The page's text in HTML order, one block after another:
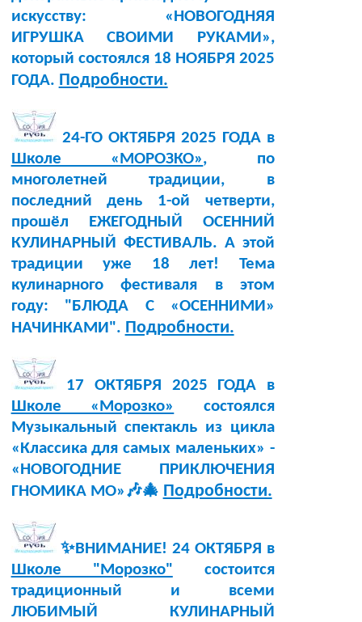
искусству: «НОВОГОДНЯЯ
ИГРУШКА СВОИМИ РУКАМИ»,
который состоялся 18 НОЯБРЯ 2025
ГОДА. Подробности.
24-ГО ОКТЯБРЯ 2025 ГОДА в
Школе «МОРОЗКО», по
многолетней традиции, в
последний день 1-ой четверти,
прошёл ЕЖЕГОДНЫЙ ОСЕННИЙ
КУЛИНАРНЫЙ ФЕСТИВАЛЬ. А этой
традиции уже 18 лет! Тема
кулинарного фестиваля в этом
году: "БЛЮДА С «ОСЕННИМИ»
НАЧИНКАМИ". Подробности.
17 ОКТЯБРЯ 2025 ГОДА в
Школе «Морозко»
состоялся
Музыкальный спектакль из цикла
«Классика для самых маленьких» -
«НОВОГОДНИЕ ПРИКЛЮЧЕНИЯ
ГНОМИКА МО»🎶🎄 Подробности.
✨ВНИМАНИЕ! 24 ОКТЯБРЯ в
Школе "Морозко" состоится
традиционный и всеми
ЛЮБИМЫЙ КУЛИНАРНЫЙ